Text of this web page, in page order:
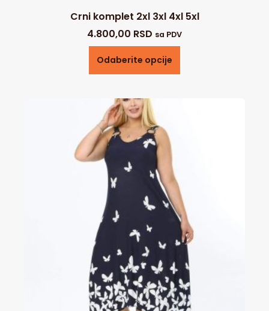
Crni komplet 2xl 3xl 4xl 5xl
4.800,00 RSD sa PDV
Odaberite opcije